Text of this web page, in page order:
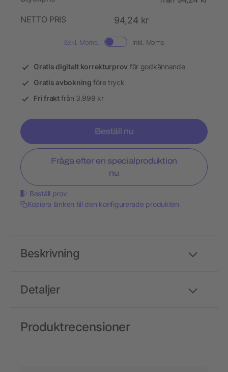
NETTO PRIS
94,24 kr
Exkl. Moms. Inkl. Moms
Gratis digitalt korrekturprov för godkännande
Gratis avbokning före tryck
Fri fraktfrån 3.999 kr
Beställ nu
Fråga efter en specialproduktion
nu
Beställ prov
Kopiera länken till den konfigurerade produkten
Detaljer
Beskrivning
Produktrecensioner